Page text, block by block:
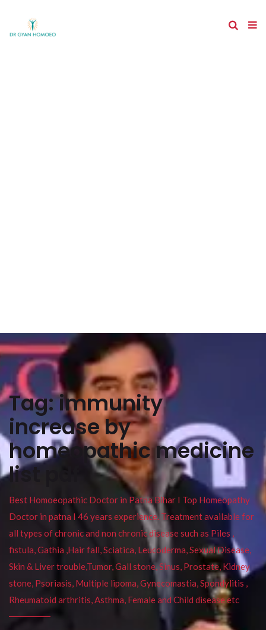
Tag:immunity
increase by
homeopathic medicine
list pdf
Best Homoeopathic Doctor in Patna Bihar I Top Homeopathy
Doctor in patna I 46 years experience. Treatment available for
all types of chronic and non chronic disease such as Piles ,
fistula, Gathia ,Hair fall, Sciatica, Leucoderma, Sexual Disease,
Skin & Liver trouble,Tumor, Gall stone, Sinus, Prostate, Kidney
stone, Psoriasis, Multiple lipoma, Gynecomastia, Spondylitis ,
Rheumatoid arthritis, Asthma, Female and Child disease etc